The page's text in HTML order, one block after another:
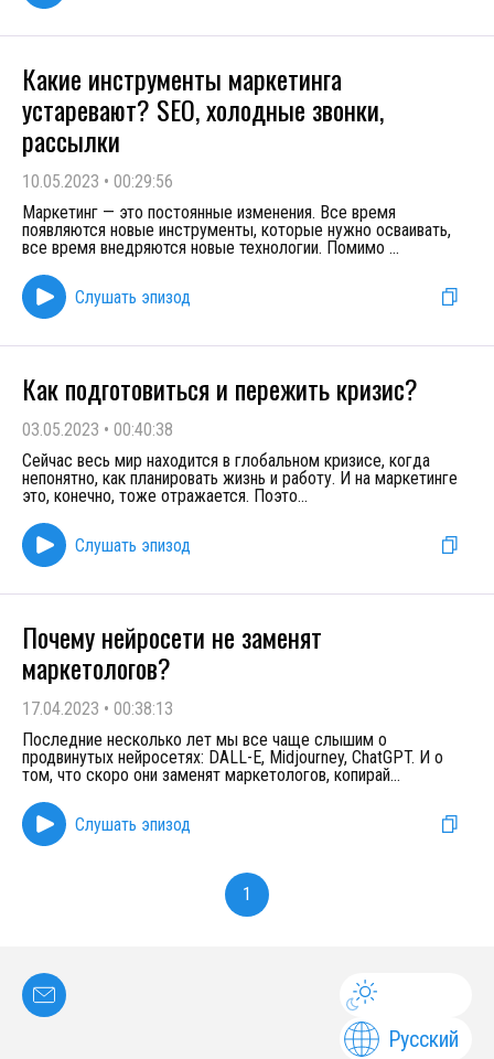
Какие инструменты маркетинга
устаревают? SEO, холодные звонки,
рассылки
10.05.2023 • 00:29:56
Маркетинг — это постоянные изменения. Все время
появляются новые инструменты, которые нужно осваивать,
все время внедряются новые технологии. Помимо ...
Слушать эпизод
Как подготовиться и пережить кризис?
03.05.2023 • 00:40:38
Сейчас весь мир находится в глобальном кризисе, когда
непонятно, как планировать жизнь и работу. И на маркетинге
это, конечно, тоже отражается. Поэто...
Слушать эпизод
Почему нейросети не заменят
маркетологов?
17.04.2023 • 00:38:13
Последние несколько лет мы все чаще слышим о
продвинутых нейросетях: DALL-E, Midjourney, ChatGPT. И о
том, что скоро они заменят маркетологов, копирай...
Слушать эпизод
1
Русский